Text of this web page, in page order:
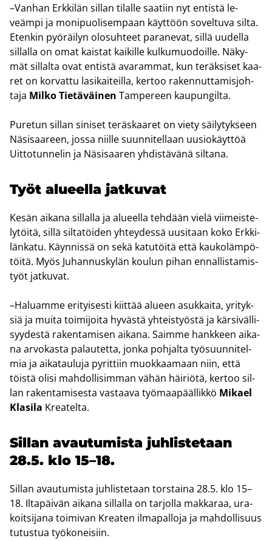
–Van­han Erk­ki­län sil­lan ti­lal­le saa­tiin nyt en­tis­tä le­
veäm­pi ja mo­ni­puo­li­sem­paan käyt­töön so­vel­tu­va silta.
Eten­kin pyö­räi­lyn olo­suh­teet pa­ra­ne­vat, sillä uu­del­la
sil­lal­la on omat kais­tat kai­kil­le kul­ku­muo­doil­le. Nä­ky­
mät sil­lal­ta ovat en­tis­tä ava­ram­mat, kun te­räk­si­set kaa­
ret on kor­vat­tu la­si­kai­teil­la, ker­too ra­ken­nut­ta­mis­joh­
ta­ja Milko Tie­tä­väi­nen Tam­pe­reen kau­pun­gil­ta.
Pu­re­tun sil­lan si­ni­set te­räs­kaa­ret on viety säi­ly­tyk­seen
Nä­si­saa­reen, jossa niil­le suun­ni­tel­laan uusio­käyt­töä
Uit­to­tun­ne­lin ja Nä­si­saa­ren yh­dis­tä­vä­nä sil­ta­na.
Työt alu­eel­la jat­ku­vat
Kesän ai­ka­na sil­lal­la ja alu­eel­la teh­dään vielä vii­meis­te­
ly­töi­tä, sillä sil­ta­töi­den yh­tey­des­sä uusi­taan koko Erk­ki­
län­ka­tu. Käyn­nis­sä on sekä ka­tu­töi­tä että kau­ko­läm­pö­
töi­tä. Myös Ju­han­nus­ky­län kou­lun pihan en­nal­lis­ta­mis­
työt jat­ku­vat.
–Ha­luam­me eri­tyi­ses­ti kiit­tää alu­een asuk­kai­ta, yri­tyk­
siä ja muita toi­mi­joi­ta hy­väs­tä yh­teis­työs­tä ja kär­si­väl­li­
syy­des­tä ra­ken­ta­mi­sen ai­ka­na. Saim­me hank­keen ai­ka­
na ar­vo­kas­ta pa­lau­tet­ta, jonka poh­jal­ta työ­suun­ni­tel­
mia ja ai­ka­tau­lu­ja py­rit­tiin muok­kaa­maan niin, että
töis­tä olisi mah­dol­li­sim­man vähän häi­riö­tä, ker­too sil­
lan ra­ken­ta­mi­ses­ta vas­taa­va työ­maa­pääl­lik­kö Mi­kael
Kla­si­la Krea­tel­ta.
Sil­lan avau­tu­mis­ta juh­lis­te­taan
28.5. klo 15–18.
Sil­lan avau­tu­mis­ta juh­lis­te­taan tors­tai­na 28.5. klo 15–
18. Il­ta­päi­vän ai­ka­na sil­lal­la on tar­jol­la mak­ka­raa, ura­
koit­si­ja­na toi­mi­van Krea­ten il­ma­pal­lo­ja ja mah­dol­li­suus
tu­tus­tua työ­ko­nei­siin.